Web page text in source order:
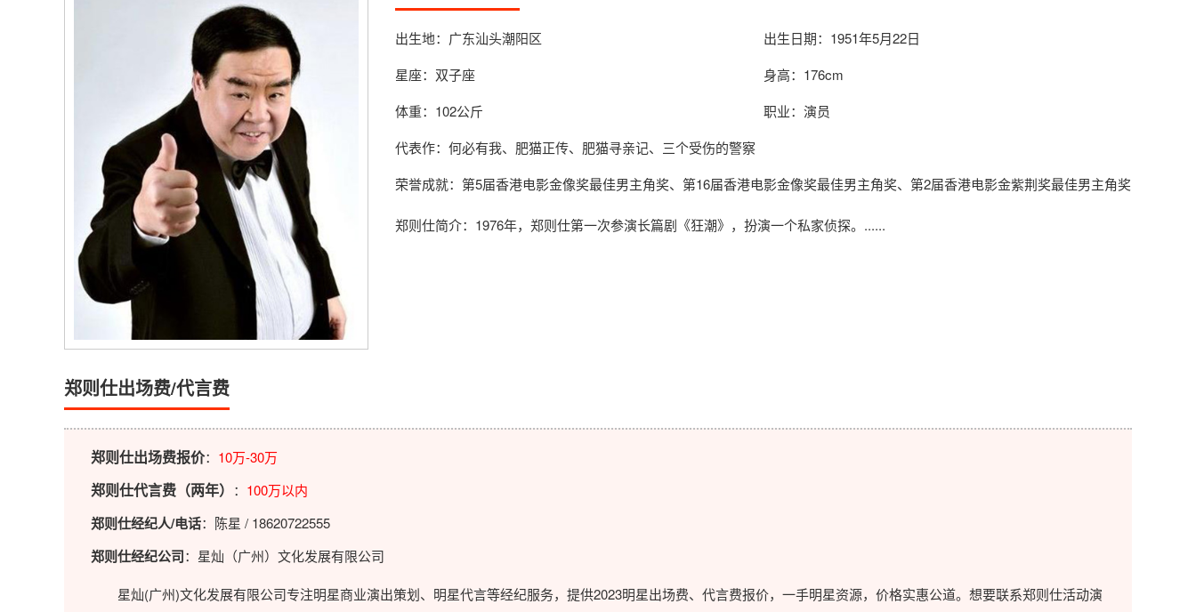
出生地：广东汕头潮阳区
出生日期：1951年5月22日
星座：双子座
身高：176cm
体重：102公斤
职业：演员
代表作：何必有我、肥猫正传、肥猫寻亲记、三个受伤的警察
荣誉成就：第5届香港电影金像奖最佳男主角奖、第16届香港电影金像奖最佳男主角奖、第2届香港电影金紫荆奖最佳男主角奖
郑则仕简介：1976年，郑则仕第一次参演长篇剧《狂潮》，扮演一个私家侦探。......
郑则仕出场费/代言费
郑则仕出场费报价： 10万-30万
郑则仕代言费（两年） ： 100万以内
郑则仕经纪人/电话：陈星 / 18620722555
郑则仕经纪公司：星灿（广州）文化发展有限公司
星灿(广州)文化发展有限公司专注明星商业演出策划、明星代言等经纪服务，提供2023明星出场费、代言费报价，一手明星资源，价格实惠公道。想要联系郑则仕活动演